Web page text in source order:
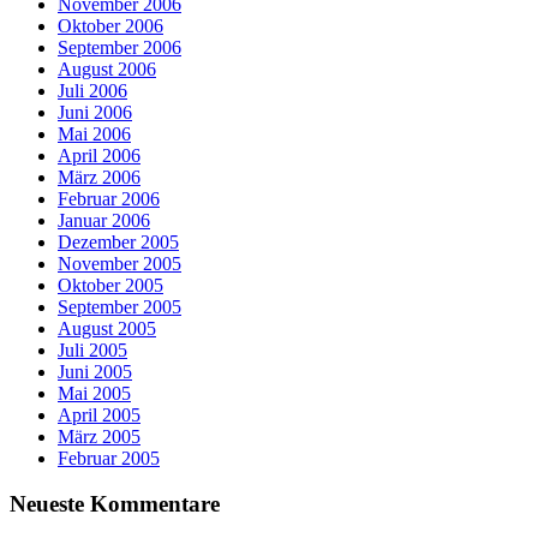
Oktober 2006
September 2006
August 2006
Juli 2006
Juni 2006
Mai 2006
April 2006
März 2006
Februar 2006
Januar 2006
Dezember 2005
November 2005
Oktober 2005
September 2005
August 2005
Juli 2005
Juni 2005
Mai 2005
April 2005
März 2005
Februar 2005
Neueste Kommentare